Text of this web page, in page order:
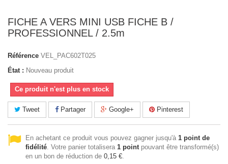
FICHE A VERS MINI USB FICHE B /
PROFESSIONNEL / 2.5m
Référence VEL_PAC602T025
État : Nouveau produit
Ce produit n'est plus en stock
Tweet Partager Google+ Pinterest
En achetant ce produit vous pouvez gagner jusqu'à 1 point de
fidélité. Votre panier totalisera 1 pointpouvant être transformé(s)
en un bon de réduction de 0,15 €.